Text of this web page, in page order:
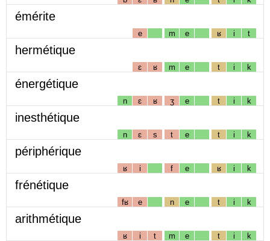
émérite
e m e ʁ i t
hermétique
ɛ ʁ m e t i k
énergétique
n ɛ ʁ ʒ e t i k
inesthétique
n ɛ s t e t i k
périphérique
ʁ i f e ʁ i k
frénétique
fʁ e n e t i k
arithmétique
ʁ i t m e t i k